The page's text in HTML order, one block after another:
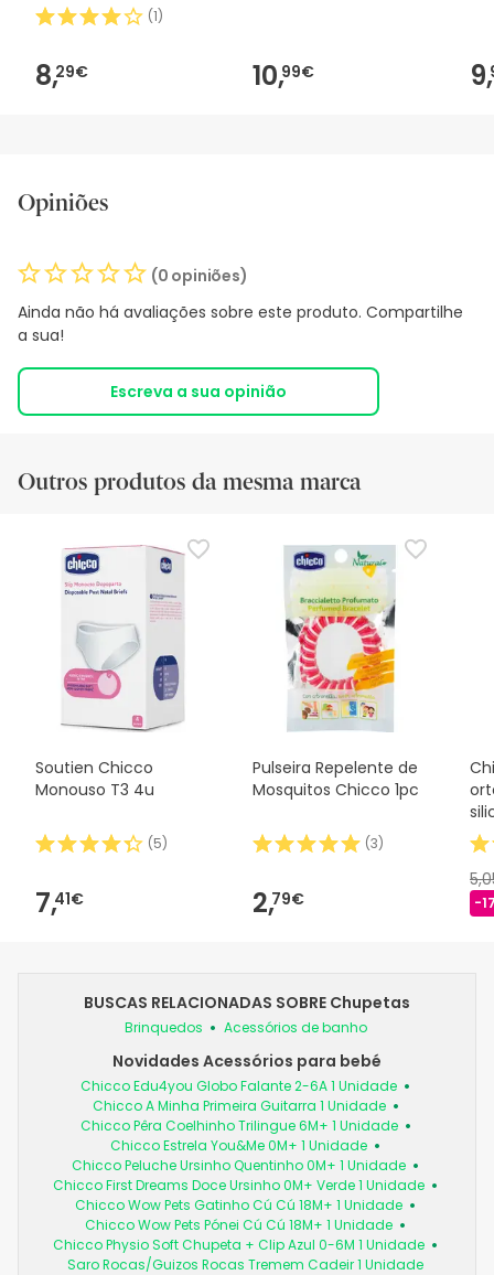
2m 1 peça (1)
8,29€ 10,99€ 9,
Opiniões
(0 opiniões)
Ainda não há avaliações sobre este produto. Compartilhe
a sua!
Escreva a sua opinião
Outros produtos da mesma marca
Soutien Chicco
Monouso T3 4u
(5)
7,41€
Pulseira Repelente de
Mosquitos Chicco 1pc
(3)
2,79€ -
BUSCAS RELACIONADAS SOBRE Chupetas
Brinquedos Acessórios de banho
Novidades Acessórios para bebé
Chicco Edu4you Globo Falante 2-6A 1 Unidade
Chicco A Minha Primeira Guitarra 1 Unidade
Chicco Pêra Coelhinho Trilingue 6M+ 1 Unidade
Chicco Estrela You&Me 0M+ 1 Unidade
Chicco Peluche Ursinho Quentinho 0M+ 1 Unidade
Chicco First Dreams Doce Ursinho 0M+ Verde 1 Unidade
Chicco Wow Pets Gatinho Cú Cú 18M+ 1 Unidade
Chicco Wow Pets Pónei Cú Cú 18M+ 1 Unidade
Chicco Physio Soft Chupeta + Clip Azul 0-6M 1 Unidade
Saro Rocas/Guizos Rocas Tremem Cadeir 1 Unidade